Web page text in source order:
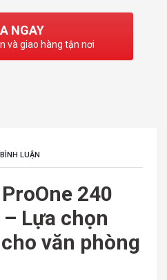
NGAY
và giao hàng tận nơi
BÌNH LUẬN
240
Lựa chọn
văn phòng